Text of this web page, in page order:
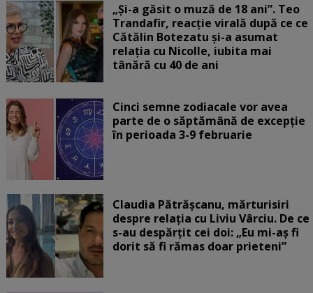
„Și-a găsit o muză de 18 ani”. Teo
Trandafir, reacție virală după ce ce
Cătălin Botezatu și-a asumat
relația cu Nicolle, iubita mai
tânără cu 40 de ani
Cinci semne zodiacale vor avea
parte de o săptămână de excepție
în perioada 3-9 februarie
Claudia Pătrășcanu, mărturisiri
despre relația cu Liviu Vârciu. De ce
s-au despărțit cei doi: „Eu mi-aș fi
dorit să fi rămas doar prieteni”